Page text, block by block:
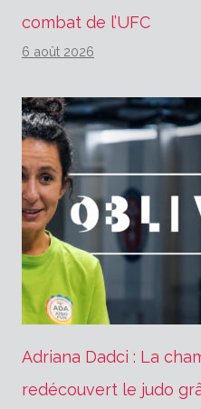
combat de l’UFC
6 août 2026
Adriana Dadci : La
redécouvert le judo